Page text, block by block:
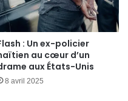
: Un ex-policier
au cœur d’un
aux États-Unis
8 avril 2025